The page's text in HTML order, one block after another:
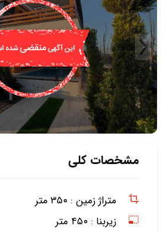
مشخصات کلی
متراژ زمین : ۳۵۰ متر
زیربنا : ۴۵۰ متر